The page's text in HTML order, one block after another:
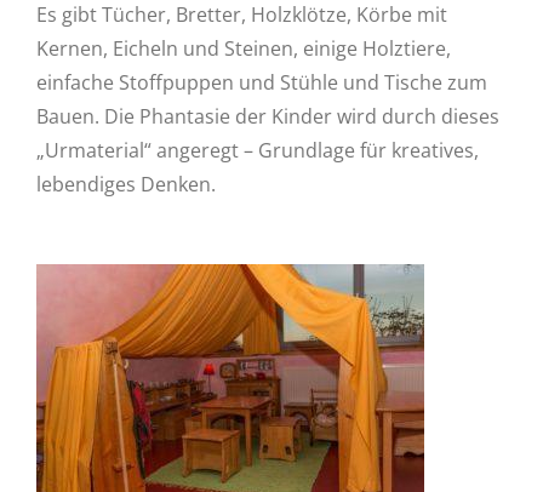
Es gibt Tücher, Bretter, Holzklötze, Körbe mit
Kernen, Eicheln und Steinen, einige Holztiere,
einfache Stoffpuppen und Stühle und Tische zum
Bauen. Die Phantasie der Kinder wird durch dieses
„Urmaterial“ angeregt – Grundlage für kreatives,
lebendiges Denken.